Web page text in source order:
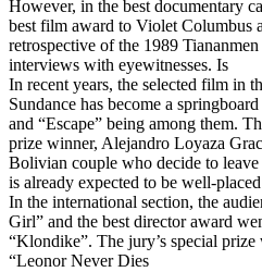
However, in the best documentary
best film award to Violet Columbus
retrospective of the 1989
interviews with eyewitnesses. Is
In recent years, the selected film in
Sundance has become a
and “Escape” being among them.
prize winner, Alejandro Loyaza
Bolivian couple who decide to
is already expected to be well-
In the international section, the
Girl” and the best director award
“Klondike”. The jury’s special
“Leonor Never Dies